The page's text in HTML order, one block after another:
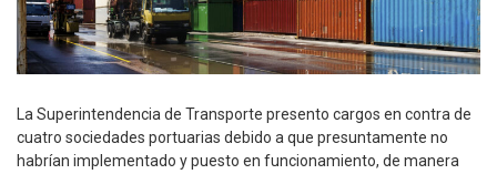
La Superintendencia de Transporte presento cargos en contra de
cuatro sociedades portuarias debido a que presuntamente no
habrían implementado y puesto en funcionamiento, de manera